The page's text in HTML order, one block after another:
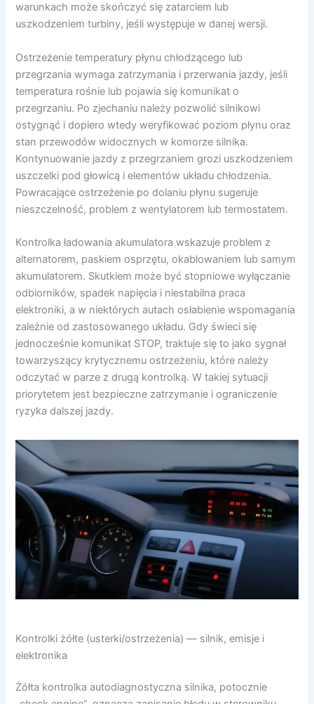
warunkach może skończyć się zatarciem lub
uszkodzeniem turbiny, jeśli występuje w danej wersji.
Ostrzeżenie temperatury płynu chłodzącego lub
przegrzania wymaga zatrzymania i przerwania jazdy, jeśli
temperatura rośnie lub pojawia się komunikat o
przegrzaniu. Po zjechaniu należy pozwolić silnikowi
ostygnąć i dopiero wtedy weryfikować poziom płynu oraz
stan przewodów widocznych w komorze silnika.
Kontynuowanie jazdy z przegrzaniem grozi uszkodzeniem
uszczelki pod głowicą i elementów układu chłodzenia.
Powracające ostrzeżenie po dolaniu płynu sugeruje
nieszczelność, problem z wentylatorem lub termostatem.
Kontrolka ładowania akumulatora wskazuje problem z
alternatorem, paskiem osprzętu, okablowaniem lub samym
akumulatorem. Skutkiem może być stopniowe wyłączanie
odbiorników, spadek napięcia i niestabilna praca
elektroniki, a w niektórych autach osłabienie wspomagania
zależnie od zastosowanego układu. Gdy świeci się
jednocześnie komunikat STOP, traktuje się to jako sygnał
towarzyszący krytycznemu ostrzeżeniu, które należy
odczytać w parze z drugą kontrolką. W takiej sytuacji
priorytetem jest bezpieczne zatrzymanie i ograniczenie
ryzyka dalszej jazdy.
Kontrolki żółte (usterki/ostrzeżenia) — silnik, emisje i
elektronika
Żółta kontrolka autodiagnostyczna silnika, potocznie